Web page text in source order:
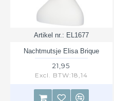
Artikel nr.: EL1677
Nachtmutsje Elisa Brique
21,95
Excl. BTW:18,14